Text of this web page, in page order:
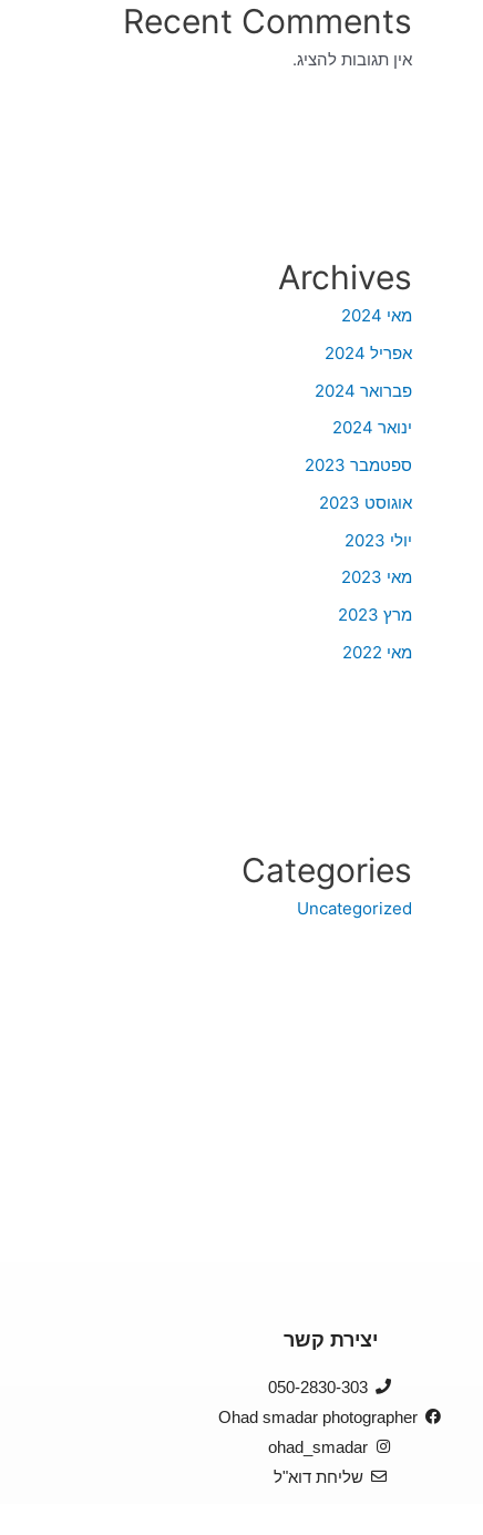
Recent Comments
אין תגובות להציג.
Archives
מאי 2024
אפריל 2024
פברואר 2024
ינואר 2024
ספטמבר 2023
אוגוסט 2023
יולי 2023
מאי 2023
מרץ 2023
מאי 2022
Categories
Uncategorized
יצירת קשר
050-2830-303
Ohad smadar photographer
ohad_smadar
שליחת דוא"ל